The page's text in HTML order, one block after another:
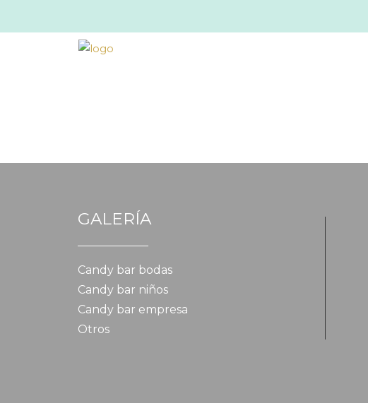
GALERÍA
Candy bar bodas
Candy bar niños
Candy bar empresa
Otros